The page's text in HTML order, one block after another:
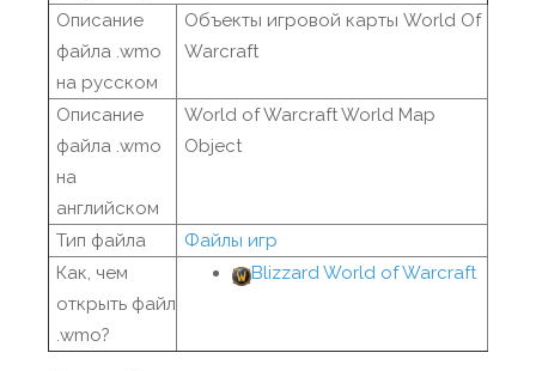
Описание
файла .wmo
на русском
Объекты игровой карты World Of
Warcraft
Описание
файла .wmo
на
английском
World of Warcraft World Map
Object
Тип файла
Файлы игр
Как, чем
открыть файл
.wmo?
Blizzard World of Warcraft